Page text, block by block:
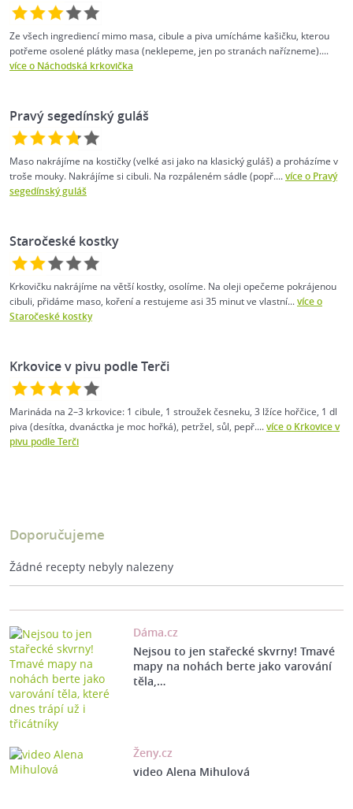
Ze všech ingrediencí mimo masa, cibule a piva umícháme kašičku, kterou
potřeme osolené plátky masa (neklepeme, jen po stranách nařízneme)....
více o Náchodská krkovička
Pravý segedínský guláš
Maso nakrájíme na kostičky (velké asi jako na klasický guláš) a proházíme v
troše mouky. Nakrájíme si cibuli. Na rozpáleném sádle (popř....více o Pravý
segedínský guláš
Staročeské kostky
Krkovičku nakrájíme na větší kostky, osolíme. Na oleji opečeme pokrájenou
cibuli, přidáme maso, koření a restujeme asi 35 minut ve vlastní...více o
Staročeské kostky
Krkovice v pivu podle Terči
Marináda na 2–3 krkovice: 1 cibule, 1 stroužek česneku, 3 lžíce hořčice, 1 dl
piva (desítka, dvanáctka je moc hořká), petržel, sůl, pepř....více o Krkovice v
pivu podle Terči
Doporučujeme
Žádné recepty nebyly nalezeny
Dáma.cz
Nejsou to jen stařecké skvrny! Tmavé
mapy na nohách berte jako varování
těla,…
Ženy.cz
video Alena Mihulová